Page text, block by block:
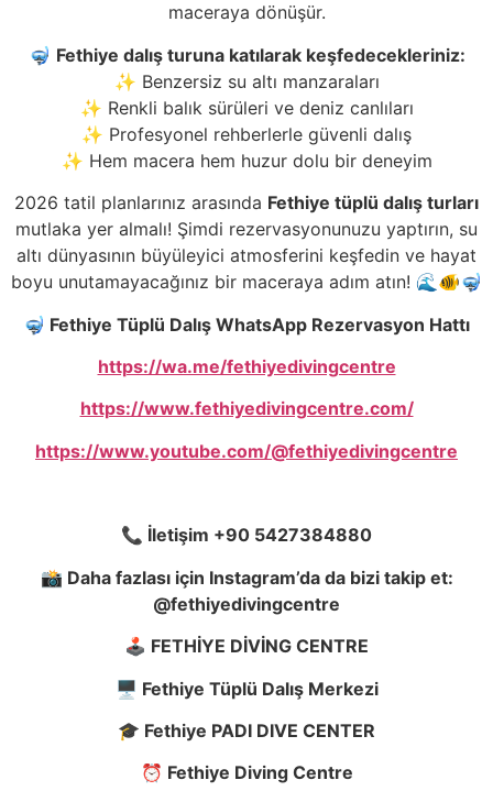
maceraya dönüşür.
🤿 Fethiye dalış turuna katılarak keşfedecekleriniz:
✨ Benzersiz su altı manzaraları
✨ Renkli balık sürüleri ve deniz canlıları
✨ Profesyonel rehberlerle güvenli dalış
✨ Hem macera hem huzur dolu bir deneyim
2026 tatil planlarınız arasında Fethiye tüplü dalış turları
mutlaka yer almalı! Şimdi rezervasyonunuzu yaptırın, su
altı dünyasının büyüleyici atmosferini keşfedin ve hayat
boyu unutamayacağınız bir maceraya adım atın! 🌊🐠🤿
🤿 Fethiye Tüplü Dalış WhatsApp Rezervasyon Hattı
https://wa.me/fethiyedivingcentre
https://www.fethiyedivingcentre.com/
https://www.youtube.com/@fethiyedivingcentre
📞 İletişim +90 5427384880
📸 Daha fazlası için Instagram’da da bizi takip et:
@fethiyedivingcentre
🕹️ FETHİYE DİVİNG CENTRE
🖥️ Fethiye Tüplü Dalış Merkezi
🎓 Fethiye PADI DIVE CENTER
⏰ Fethiye Diving Centre